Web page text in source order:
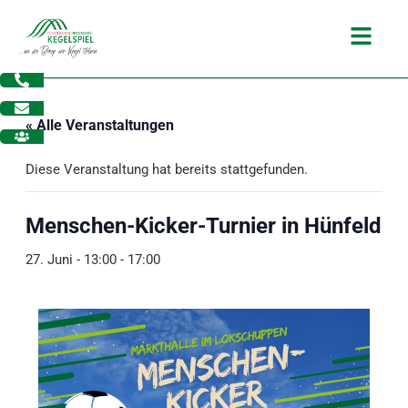
Inhalt
springen
Main
« Alle Veranstaltungen
Diese Veranstaltung hat bereits stattgefunden.
Menschen-Kicker-Turnier in Hünfeld
27. Juni - 13:00- 17:00